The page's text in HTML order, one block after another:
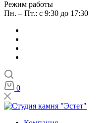
Режим работы
Пн. – Пт.: с 9:30 до 17:30
0